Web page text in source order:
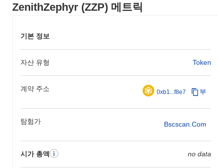
ZenithZephyr (ZZP) 메트릭
기본 정보
자산 유형 Token
계약 주소 0xb1...f8e7 부
탐험가 Bscscan.com
시가 총액 no data